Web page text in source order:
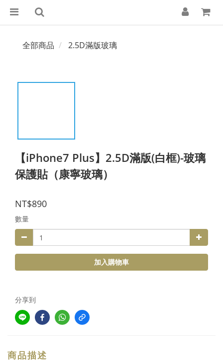
全部商品 2.5D滿版玻璃
【iPhone7 Plus】2.5D滿版(白框)-玻璃
保護貼（康寧玻璃）
NT$890
數量
加入購物車
分享到
商品描述